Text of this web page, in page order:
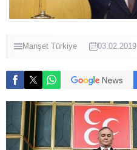
Manşet Türkiye 03.02.2019